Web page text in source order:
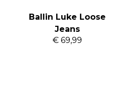
Ballin Luke Loose
Jeans
€ 69,99